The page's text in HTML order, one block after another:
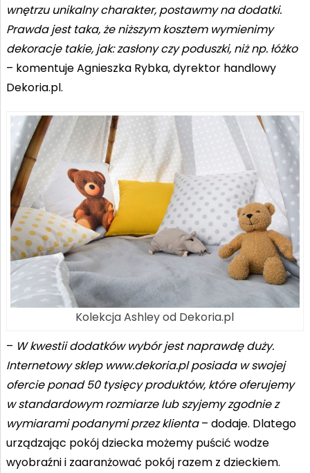
wnętrzu unikalny charakter, postawmy na dodatki.
Prawda jest taka, że niższym kosztem wymienimy
dekoracje takie, jak: zasłony czy poduszki, niż np. łóżko
– komentuje Agnieszka Rybka, dyrektor handlowy
Dekoria.pl.
Kolekcja Ashley od Dekoria.pl
– W kwestii dodatków wybór jest naprawdę duży.
Internetowy sklep www.dekoria.pl posiada w swojej
ofercie ponad 50 tysięcy produktów, które oferujemy
w standardowym rozmiarze lub szyjemy zgodnie z
wymiarami podanymi przez klienta– dodaje. Dlatego
urządzając pokój dziecka możemy puścić wodze
wyobraźni i zaaranżować pokój razem z dzieckiem.